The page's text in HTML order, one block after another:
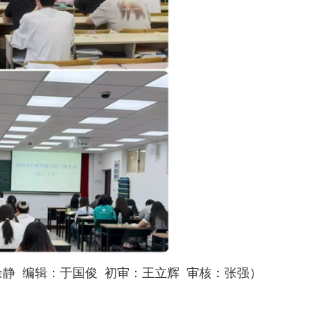
静 编辑：于国俊 初审：王立辉 审核：张强）